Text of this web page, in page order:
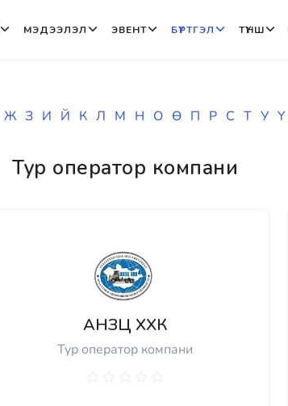
МЭДЭЭЛЭЛ ЭВЕНТ БҮРТГЭЛ ТҮНШ
Ж З И Й К Л М Н О Ө П Р С Т У Ү
Тур оператор компани
АНЗЦ ХХК
Тур оператор компани